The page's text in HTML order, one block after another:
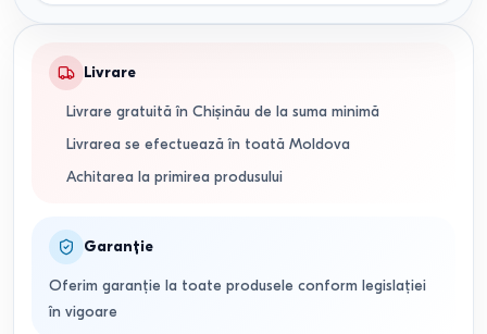
Livrare
Livrare gratuită în Chișinău de la suma minimă
Livrarea se efectuează în toată Moldova
Achitarea la primirea produsului
Garanție
Oferim garanție la toate produsele conform legislației
în vigoare